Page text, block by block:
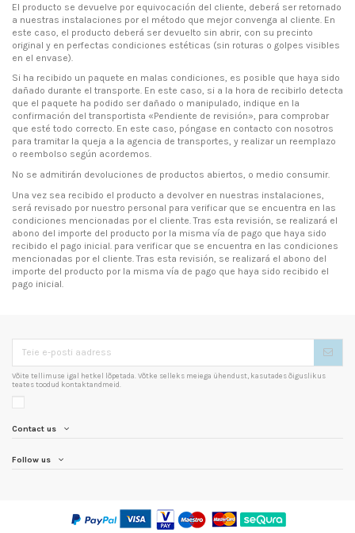
El producto se devuelve por equivocación del cliente, deberá ser retornado
a nuestras instalaciones por el método que mejor convenga al cliente. En
este caso, el producto deberá ser devuelto sin abrir, con su precinto
original y en perfectas condiciones estéticas (sin roturas o golpes visibles
en el envase).
Si ha recibido un paquete en malas condiciones, es posible que haya sido
dañado durante el transporte. En este caso, si a la hora de recibirlo detecta
que el paquete ha podido ser dañado o manipulado, indique en la
confirmación del transportista «Pendiente de revisión», para comprobar
que esté todo correcto. En este caso, póngase en contacto con nosotros
para tramitar la queja a la agencia de transportes, y realizar un reemplazo
o reembolso según acordemos.
No se admitirán devoluciones de productos abiertos, o medio consumir.
Una vez sea recibido el producto a devolver en nuestras instalaciones,
será revisado por nuestro personal para verificar que se encuentra en las
condiciones mencionadas por el cliente. Tras esta revisión, se realizará el
abono del importe del producto por la misma vía de pago que haya sido
recibido el pago inicial. para verificar que se encuentra en las condiciones
mencionadas por el cliente. Tras esta revisión, se realizará el abono del
importe del producto por la misma vía de pago que haya sido recibido el
pago inicial.
Võite tellimuse igal hetkel lõpetada. Võtke selleks meiega ühendust, kasutades õiguslikus
teates toodud kontaktandmeid.
Contact us
Follow us